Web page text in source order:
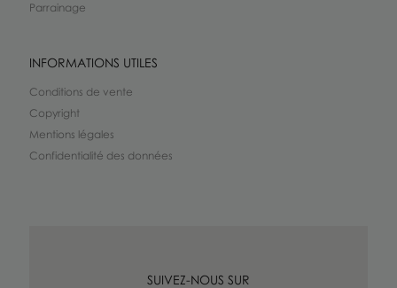
Parrainage
INFORMATIONS UTILES
Conditions de vente
Copyright
Mentions légales
Confidentialité des données
SUIVEZ-NOUS SUR